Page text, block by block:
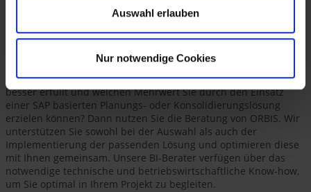
Auswahl erlauben
Nur notwendige Cookies
und bietet die meisten Vorteile.
Unser Beratungsportfolio für Ihr
Unternehmen
Sie möchten wissen, ob BPC oder SAC Ihre Anforderungen
besser erfüllt und welchen Mehrwert Sie durch den Einsatz
einer SAP basierten Planungs- oder Konsolidierungslösung
erzielen können? Dann nutzen Sie die Beratung von ORBIS. Wir
unterstützen Sie sowohl bei der Auswahl als auch der
Implementierung der passenden Lösung und optimieren diese
mit Ihnen gemeinsam. Unsere BI-Berater verfügen über das
notwendige technische und betriebswirtschaftliche Know-how,
um Sie optimal in Ihrem Projekt zu begleiten.